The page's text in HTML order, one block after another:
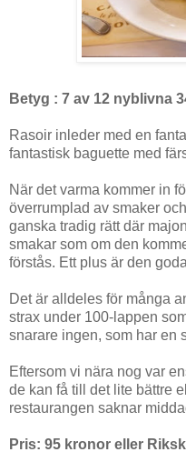
Betyg : 7 av 12 nyblivna
Rasoir inleder med en
fantastisk baguette med
När det varma kommer in
överrumplad av smaker
ganska tradig rätt där
smakar som om den
förstås. Ett plus är den
Det är alldeles för många
strax under 100-lappen
snarare ingen, som har en
Eftersom vi nära nog var
de kan få till det lite bättre
restaurangen saknar
Pris: 95 kronor eller